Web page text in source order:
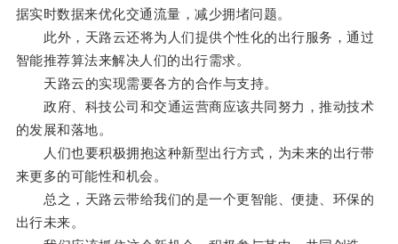
据实时数据来优化交通流量，减少拥堵问题。
此外，天路云还将为人们提供个性化的出行服务，通过
智能推荐算法来解决人们的出行需求。
天路云的实现需要各方的合作与支持。
政府、科技公司和交通运营商应该共同努力，推动技术
的发展和落地。
人们也要积极拥抱这种新型出行方式，为未来的出行带
来更多的可能性和机会。
总之，天路云带给我们的是一个更智能、便捷、环保的
出行未来。